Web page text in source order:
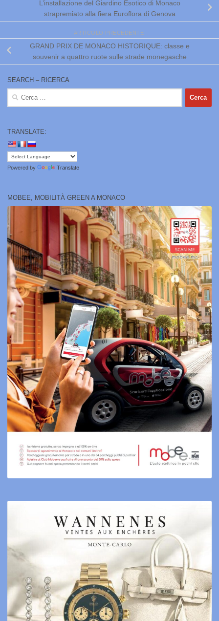
L’installazione del Giardino Esotico di Monaco
strapremiato alla fiera Euroflora di Genova
ARTICOLO PRECEDENTE
GRAND PRIX DE MONACO HISTORIQUE: classe e
souvenir a quattro ruote sulle strade monegasche
SEARCH – RICERCA
Ricerca
TRANSLATE:
Powered by Translate
MOBEE, MOBILITÀ GREEN A MONACO